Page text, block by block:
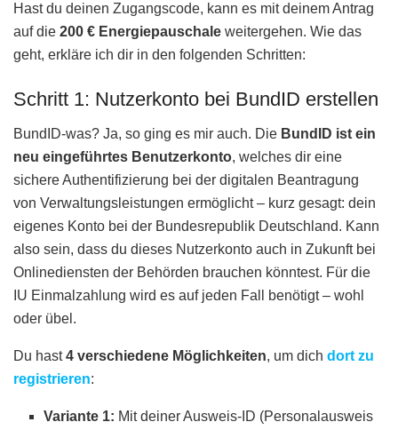
Hast du deinen Zugangscode, kann es mit deinem Antrag
auf die 200 € Energiepauschale weitergehen. Wie das
geht, erkläre ich dir in den folgenden Schritten:
Schritt 1: Nutzerkonto bei BundID erstellen
BundID-was? Ja, so ging es mir auch. Die BundID ist ein
neu eingeführtes Benutzerkonto, welches dir eine
sichere Authentifizierung bei der digitalen Beantragung
von Verwaltungsleistungen ermöglicht – kurz gesagt: dein
eigenes Konto bei der Bundesrepublik Deutschland. Kann
also sein, dass du dieses Nutzerkonto auch in Zukunft bei
Onlinediensten der Behörden brauchen könntest. Für die
IU Einmalzahlung wird es auf jeden Fall benötigt – wohl
oder übel.
Du hast4 verschiedene Möglichkeiten, um dich dort zu
registrieren:
Variante 1: Mit deiner Ausweis-ID (Personalausweis